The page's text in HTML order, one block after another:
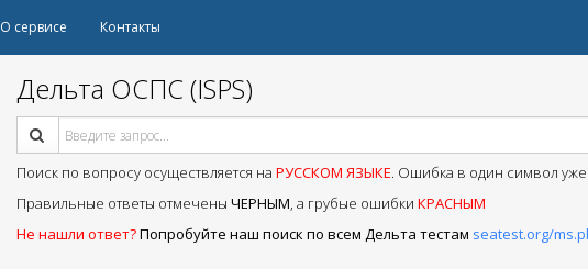
О сервисе Контакты
Дельта ОСПС (ISPS)
Поиск по вопросу осуществляется на РУССКОМ ЯЗЫКЕ. Ошибка в один символ уже
Правильные ответы отмечены ЧЕРНЫМ, а грубые ошибки КРАСНЫМ
Не нашли ответ?Попробуйте наш поиск по всем Дельта тестам seatest.org/